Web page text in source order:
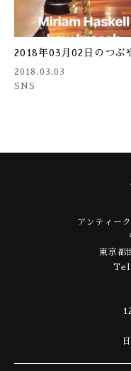
2018年03月02日のつぶ
2018.03.03
SNS
アンティー
東京都
Tel